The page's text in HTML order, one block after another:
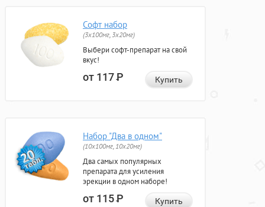
Софт набор
(3x100мг, 3x20мг)
Выбери софт-препарат на свой
вкус!
от 117Р Купить
Набор "Два в одном"
(10x100мг, 10x20мг)
Два самых популярных
препарата для усиления
эрекции в одном наборе!
от 115Р Купить